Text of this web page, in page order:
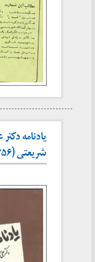
یادنامه
شریعتی (۱۳۵۶)